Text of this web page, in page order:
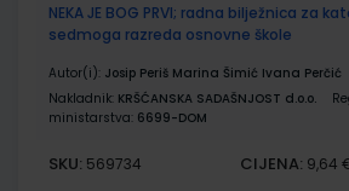
NEKA JE BOG PRVI; radna bilježnica za
sedmoga razreda osnovne škole
Autor(i): Josip Periš Marina Šimić Ivana Perčić
Nakladnik: KRŠĆANSKA SADAŠNJOST d.o.o.
ministarstva: 6699-DOM
SKU: 569734 CIJENA: 9,64